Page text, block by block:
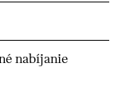
nabíjanie